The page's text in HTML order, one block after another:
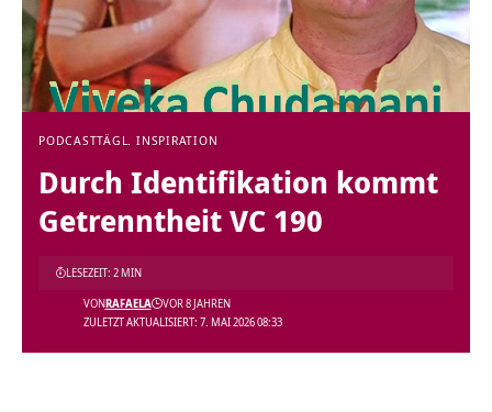
PODCASTTÄGL. INSPIRATION
Durch Identifikation kommt
Getrenntheit VC 190
ZULETZT AKTUALISIERT: 7. MAI 2026 08:33
VONRAFAELA VOR 8 JAHREN
LESEZEIT: 2 MIN